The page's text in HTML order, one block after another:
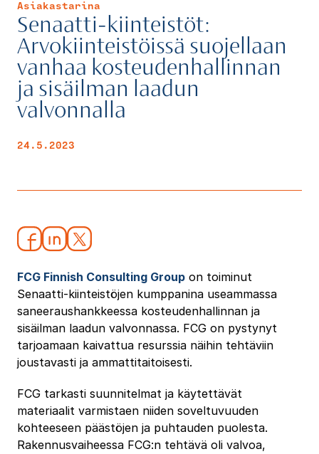
Asiakastarina
Senaatti-kiinteistöt:
Arvokiinteistöissä suojellaan
vanhaa kosteudenhallinnan
ja sisäilman laadun
valvonnalla
24.5.2023
FCG Finnish Consulting Groupon toiminut
Senaatti-kiinteistöjen kumppanina useammassa
saneeraushankkeessa kosteudenhallinnan ja
sisäilman laadun valvonnassa. FCG on pystynyt
tarjoamaan kaivattua resurssia näihin tehtäviin
joustavasti ja ammattitaitoisesti.
FCG tarkasti suunnitelmat ja käytettävät
materiaalit varmistaen niiden soveltuvuuden
kohteeseen päästöjen ja puhtauden puolesta.
Rakennusvaiheessa FCG:n tehtävä oli valvoa,